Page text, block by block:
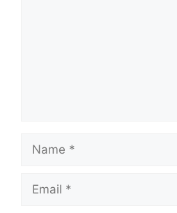
Name
Email